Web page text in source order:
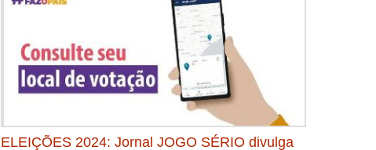
ELEIÇÕES 2024: Jornal JOGO SÉRIO divulga